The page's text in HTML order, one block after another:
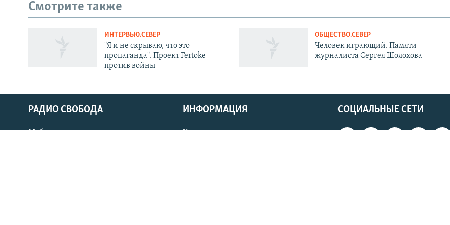
Все сайты РСЕ/РС
Смотрите также
ИНТЕРВЬЮ.СЕВЕР
"Я и не скрываю, что это
пропаганда". Проект Fertoke
против войны
ОБЩЕСТВО.СЕВЕР
Человек играющий. Памяти
журналиста Сергея Шолохова
СОЦИАЛЬНЫЕ СЕТИ
РАДИО СВОБОДА
Мобильное приложение
ИНФОРМАЦИЯ
Как слушать